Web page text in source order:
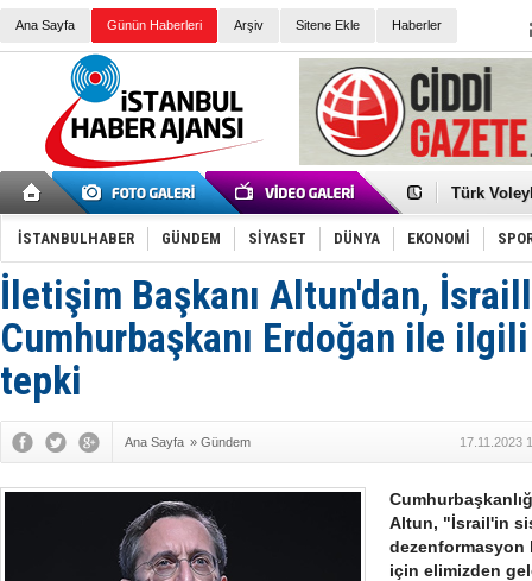
Ana Sayfa Günün Haberleri Arşiv Sitene Ekle Haberler
Elena
Türk
Töreninde
İkinci El
Guguk
Sneaker
Erkek
Tommy
Yeri
Ceza
Kayyum
Ankara
İtalyan
İSTANBULHABER GÜNDEM SİYASET DÜNYA EKONOMİ
İletişim Başkanı Altun'dan,
Cumhurbaşkanı Erdoğan ile
tepki
Ana Sayfa » Gündem 17.11.2023
Altun, "İsrail'in
dezenformasyon
için elimizden